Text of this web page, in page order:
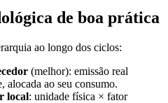
de boa prática
ao longo dos ciclos:
(melhor): emissão real
alocada ao seu consumo.
local: unidade física × fator